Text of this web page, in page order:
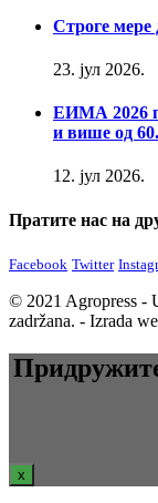
Строге мере
23. јул 2026.
ЕИМА 2026
и више од
12. јул 2026.
Пратите нас на
Facebook Twitter
© 2021 Agropress -
zadržana. - Izrada
x